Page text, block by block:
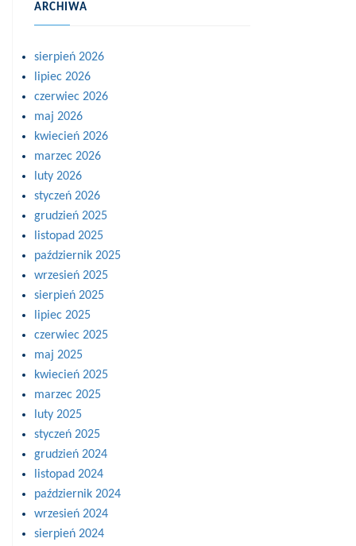
ARCHIWA
sierpień 2026
lipiec 2026
czerwiec 2026
maj 2026
kwiecień 2026
marzec 2026
luty 2026
styczeń 2026
grudzień 2025
listopad 2025
październik 2025
wrzesień 2025
sierpień 2025
lipiec 2025
czerwiec 2025
maj 2025
kwiecień 2025
marzec 2025
luty 2025
styczeń 2025
grudzień 2024
listopad 2024
październik 2024
wrzesień 2024
sierpień 2024